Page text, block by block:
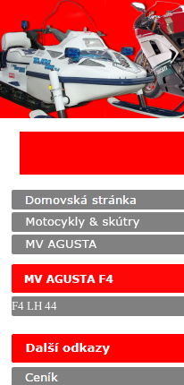
Přejít na obsah
F4 LH 44